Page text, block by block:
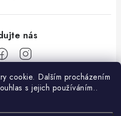
cookie. Dalším procházením
s jejich používáním..